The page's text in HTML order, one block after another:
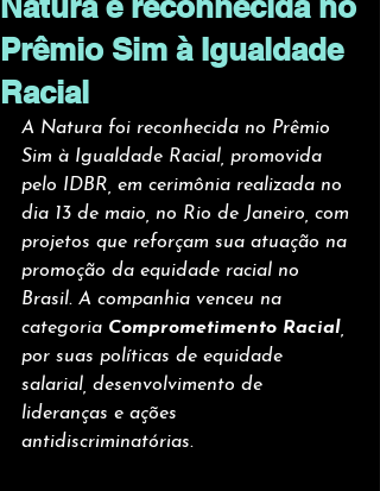
Prêmio Sim à Igualdade
Racial
A Natura foi reconhecida no Prêmio
Sim à Igualdade Racial, promovida
pelo IDBR, em cerimônia realizada no
dia 13 de maio, no Rio de Janeiro, com
projetos que reforçam sua atuação na
promoção da equidade racial no
Brasil. A companhia venceu na
categoria Comprometimento Racial
por suas políticas de equidade
salarial, desenvolvimento de
lideranças e ações
antidiscriminatórias.